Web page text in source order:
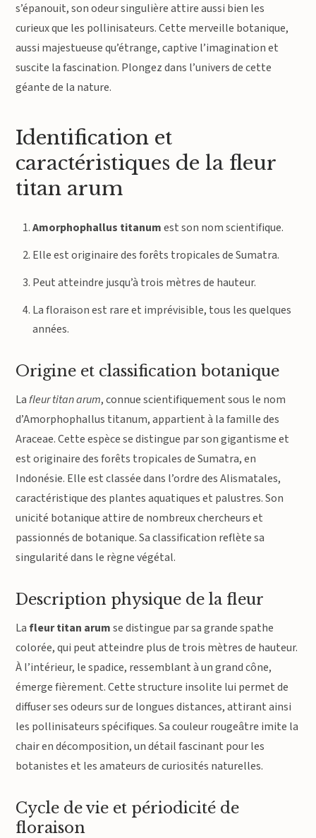
s’épanouit, son odeur singulière attire aussi bien les
curieux que les pollinisateurs. Cette merveille botanique,
aussi majestueuse qu’étrange, captive l’imagination et
suscite la fascination. Plongez dans l’univers de cette
géante de la nature.
Identification et
caractéristiques de la fleur
titan arum
Amorphophallus titanumest son nom scientifique.
Elle est originaire des forêts tropicales de Sumatra.
Peut atteindre jusqu’à trois mètres de hauteur.
La floraison est rare et imprévisible, tous les quelques
années.
Origine et classification botanique
Lafleur titan arum, connue scientifiquement sous le nom
d’Amorphophallus titanum, appartient à la famille des
Araceae. Cette espèce se distingue par son gigantisme et
est originaire des forêts tropicales de Sumatra, en
Indonésie. Elle est classée dans l’ordre des Alismatales,
caractéristique des plantes aquatiques et palustres. Son
unicité botanique attire de nombreux chercheurs et
passionnés de botanique. Sa classification reflète sa
singularité dans le règne végétal.
Description physique de la fleur
Lafleur titan arumse distingue par sa grande spathe
colorée, qui peut atteindre plus de trois mètres de hauteur.
À l’intérieur, le spadice, ressemblant à un grand cône,
émerge fièrement. Cette structure insolite lui permet de
diffuser ses odeurs sur de longues distances, attirant ainsi
les pollinisateurs spécifiques. Sa couleur rougeâtre imite la
chair en décomposition, un détail fascinant pour les
botanistes et les amateurs de curiosités naturelles.
Cycle de vie et périodicité de
floraison